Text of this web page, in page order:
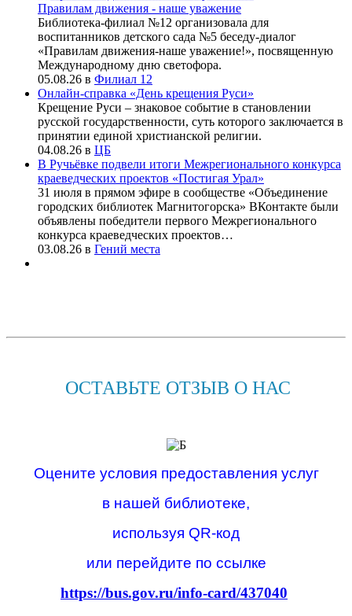
Правилам движения - наше уважение
Библиотека-филиал №12 организовала для
воспитанников детского сада №5 беседу-диалог
«Правилам движения-наше уважение!», посвященную
Международному дню светофора.
05.08.26 в Филиал 12
Онлайн-справка «День крещения Руси»
Крещение Руси – знаковое событие в становлении
русской государственности, суть которого заключается в
принятии единой христианской религии.
04.08.26 в ЦБ
В Ручьёвке подвели итоги Межрегионального конкурса
краеведческих проектов «Постигая Урал»
31 июля в прямом эфире в сообществе «Объединение
городских библиотек Магнитогорска» ВКонтакте были
объявлены победители первого Межрегионального
конкурса краеведческих проектов…
03.08.26 в Гений места
ОСТАВЬТЕ ОТЗЫВ О НАС
Оцените условия предоставления услуг
в нашей библиотеке,
используя QR-код
или перейдите по ссылке
https://bus.gov.ru/info-card/437040